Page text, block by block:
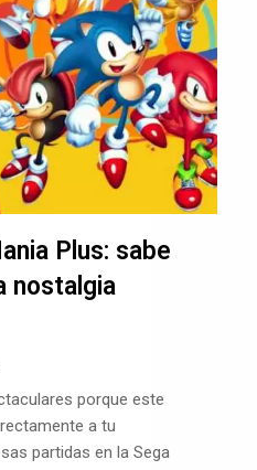
Plus: sabe
nostalgia
porque este
a tu
partidas en la Sega